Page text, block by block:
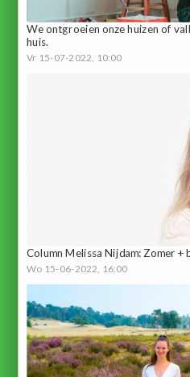
We ontgroeien onze huizen of
huis.
Vr 15-07-2022, 10:00
Column Melissa Nijdam: Zomer +
Wo 15-06-2022, 16:00